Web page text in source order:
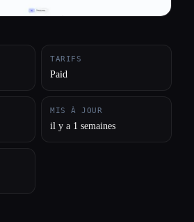
TARIFS
Paid
MIS À JOUR
il y a 1 semaines